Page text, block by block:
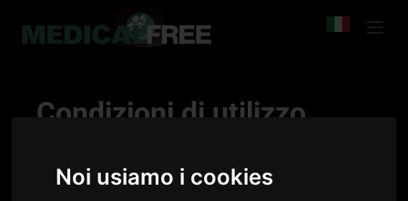
Noi usiamo i cookies
Condizioni di utilizzo
Medicalchannel S.r.l..
Medicalchannel intende offrire gratuitamente corsi